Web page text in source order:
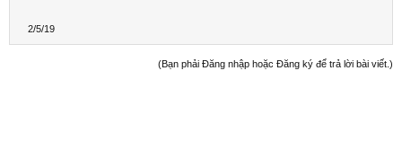
Searching security HMAC...OK
Calculating...[IDX:OK]...[HASH:OK]...[PLN:OK]...OK
Validating security data...PASSED
2/5/19
(Bạn phải Đăng nhập hoặc Đăng ký để trả lời bài viết.)